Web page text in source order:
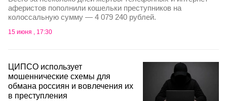
аферистов пополнили кошельки преступников на
колоссальную сумму — 4 079 240 рублей.
15 июня , 17:30
ЦИПСО использует
мошеннические схемы для
обмана россиян и вовлечения их
в преступления